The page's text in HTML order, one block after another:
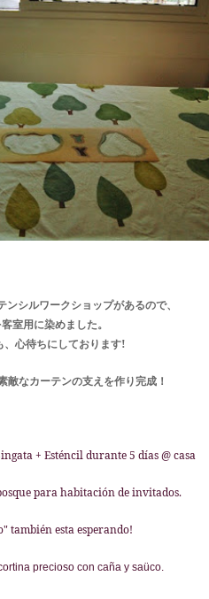
シルワークショップがあるので、
室用に染めました。
、心待ちにしております!
敵なカーテンの支え を作り完成！
+ Esténcil durante 5 días @ casa
para habitación de invitados.
también esta esperando!
precioso con caña y saüco.